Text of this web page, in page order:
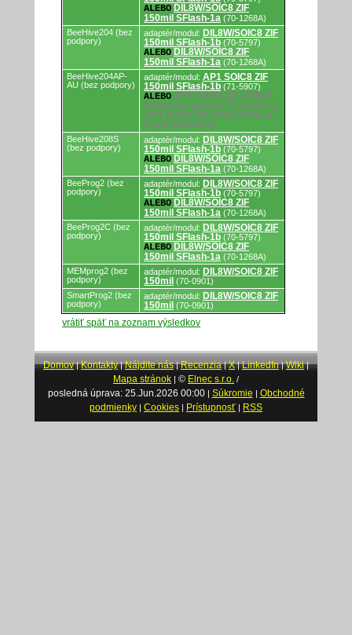
ALEBO DIL8W/SOIC8 ZIF
150mil SFlash-1a (70-1268A)
BeeHive204 (bez
podpory)
adaptér/modul: DIL8W/SOIC8 ZIF
150mil SFlash-1b (70-5797)
ALEBO DIL8W/SOIC8 ZIF
150mil SFlash-1a (70-1268A)
BeeHive204AP-
AU (bez podpory)
adaptér/modul: AP1 SOIC8 ZIF
150mil SFlash-1b (71-5907)
ALEBO AP1 SOIC8 ZIF 150mil
SFlash-1a (ord.no. 71-4176) or
AP1 SOIC8 ZIF 150mil SFlash-
1 (discontinued)
BeeHive208S
(bez podpory)
adaptér/modul: DIL8W/SOIC8 ZIF
150mil SFlash-1b (70-5797)
ALEBO DIL8W/SOIC8 ZIF
150mil SFlash-1a (70-1268A)
BeeProg2 (bez
podpory)
adaptér/modul: DIL8W/SOIC8 ZIF
150mil SFlash-1b (70-5797)
ALEBO DIL8W/SOIC8 ZIF
150mil SFlash-1a (70-1268A)
BeeProg2C (bez
podpory)
adaptér/modul: DIL8W/SOIC8 ZIF
150mil SFlash-1b (70-5797)
ALEBO DIL8W/SOIC8 ZIF
150mil SFlash-1a (70-1268A)
MEMprog2 (bez
podpory)
adaptér/modul: DIL8W/SOIC8 ZIF
150mil (70-0901)
SmartProg2 (bez
podpory)
adaptér/modul: DIL8W/SOIC8 ZIF
150mil (70-0901)
vrátiť späť na zoznam výsledkov
Domov|Kontakty|Nájdite nás|Recenzia|X|LinkedIn|Wiki|
Mapa stránok | © Elnec s.r.o. /
posledná úprava: 25.Jun.2026 00:00| Súkromie | Obchodné
podmienky | Cookies | Prístupnosť | RSS